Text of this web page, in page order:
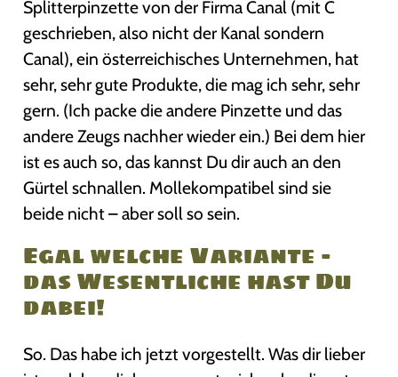
Splitterpinzette von der Firma Canal (mit C
geschrieben, also nicht der Kanal sondern
Canal), ein österreichisches Unternehmen, hat
sehr, sehr gute Produkte, die mag ich sehr, sehr
gern. (Ich packe die andere Pinzette und das
andere Zeugs nachher wieder ein.) Bei dem hier
ist es auch so, das kannst Du dir auch an den
Gürtel schnallen. Mollekompatibel sind sie
beide nicht – aber soll so sein.
Egal welche Variante –
das Wesentliche hast Du
dabei!
So. Das habe ich jetzt vorgestellt. Was dir lieber